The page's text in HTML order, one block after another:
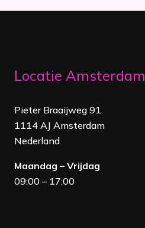
Locatie Amsterdam
Pieter Braaijweg 91
1114 AJ Amsterdam
Nederland
Maandag – Vrijdag
09:00 – 17:00